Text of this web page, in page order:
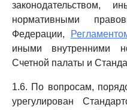
законодательством,
нормативными
Федерации,
иными внутренними
Счетной палаты и
1.6. По вопросам,
урегулирован